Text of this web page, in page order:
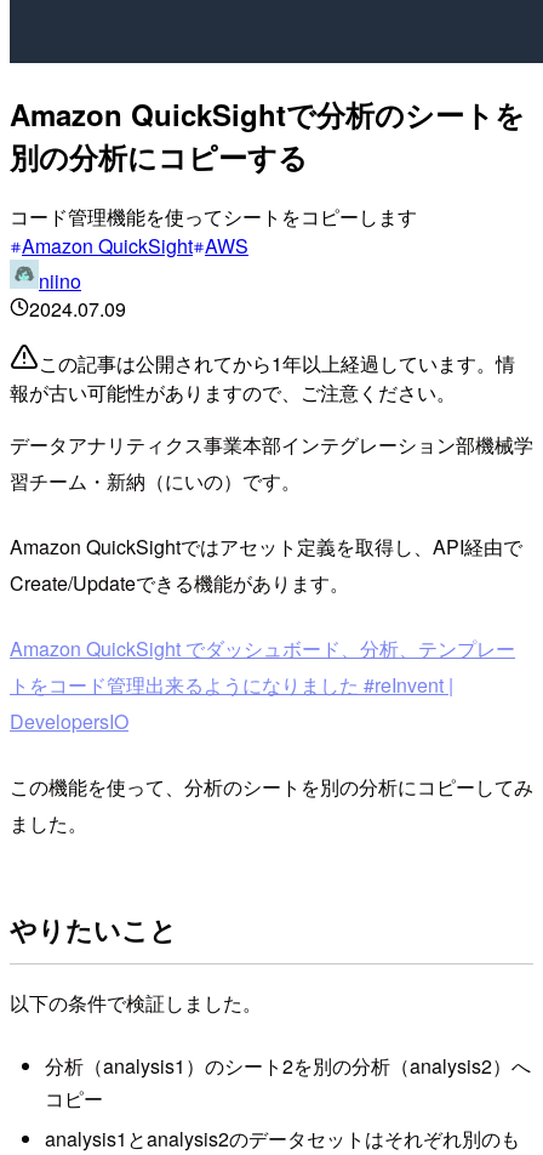
Amazon QuickSightで分析のシートを
別の分析にコピーする
コード管理機能を使ってシートをコピーします
Amazon QuickSight AWS
niino
2024.07.09
この記事は公開されてから1年以上経過しています。情
報が古い可能性がありますので、ご注意ください。
データアナリティクス事業本部インテグレーション部機械学
習チーム・新納（にいの）です。
Amazon QuickSightではアセット定義を取得し、API経由で
Create/Updateできる機能があります。
Amazon QuickSight でダッシュボード、分析、テンプレー
トをコード管理出来るようになりました #reInvent |
DevelopersIO
この機能を使って、分析のシートを別の分析にコピーしてみ
ました。
やりたいこと
以下の条件で検証しました。
分析（analysis1）のシート2を別の分析（analysis2）へ
コピー
analysis1とanalysis2のデータセットはそれぞれ別のも